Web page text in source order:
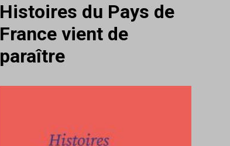
Histoires du Pays de
France vient de
paraître